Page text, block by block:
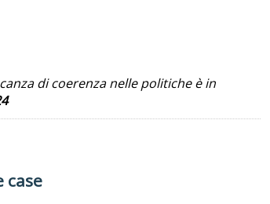
di coerenza nelle politiche è in
case